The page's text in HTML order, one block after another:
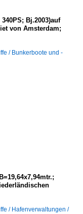
Bj.2003)auf
von Amsterdam;
/ Bunkerboote und -
/ Hafenverwaltungen /